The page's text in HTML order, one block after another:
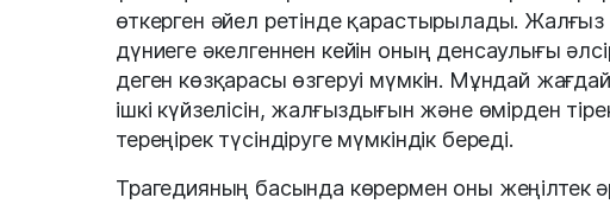
өткерген әйел ретінде қарастырылады. Жалғыз
дүниеге әкелгеннен кейін оның денсаулығы
деген көзқарасы өзгеруі мүмкін. Мұндай жағдай
ішкі күйзелісін, жалғыздығын және өмірден
тереңірек түсіндіруге мүмкіндік береді.
Трагедияның басында көрермен оны жеңілтек